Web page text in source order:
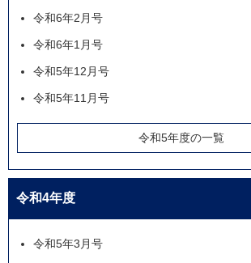
令和6年2月号
令和6年1月号
令和5年12月号
令和5年11月号
令和5年度の一覧
令和4年度
令和5年3月号